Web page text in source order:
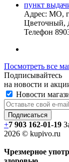
пункт
Адрес: МО,
Цветочный,
Телефон
Посмотреть все
Подписывайтесь
на новости и
Новости
+7 903 162-01-19
2026 © kupivo.ru
Чрезмерное